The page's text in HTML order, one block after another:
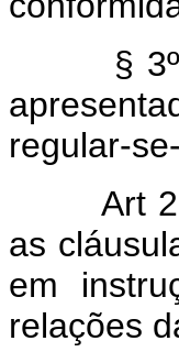
§ 3º
regular-
Art
as
em
relações